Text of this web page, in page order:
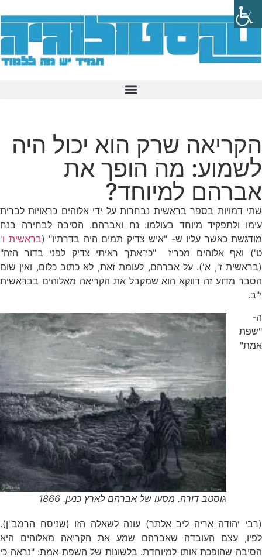
הקריאה שרק הוא יכול היה
לשמוע: מה הופך את
אברהם למיוחד?
שתי דמויות בספר בראשית נבחרות על ידי אלוהים כראויות לברית
עימו ולתפקיד מיוחד בעולמו: נח ואברהם. הסיבה לבחירה בנח
מודגשת כאשר עליו ש- "איש צדיק תמים היה בדרתיו" (בראשית ו'
ט') ואף אלוהים מכריז "כי־אתך ראיתי צדיק לפני בדור הזה"
(בראשית ז', א'). על אברהם, לעומת זאת, לא כתוב כלום, ואין שום
הסבר מדוע זה דווקא הוא שמקבל את הקריאה מאלוהים בבראשית
י"ב.
גוסטב דורה. מסעו של אברהם לארץ כנען. 1866
ה-
"שפת
אמת"
(רבי יהודה אריה ליב אלתר) עונה לשאלה הזו (שניסח הרמב"ן).
לפיו, עצם העובדה שאברהם שמע את הקריאה מאלוהים היא
הסיבה שהופכת אותו למיוחדת. בלשונות של השפת אמת: "נראה כי